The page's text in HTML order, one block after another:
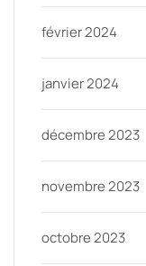
février 2024
janvier 2024
décembre 2023
novembre 2023
octobre 2023